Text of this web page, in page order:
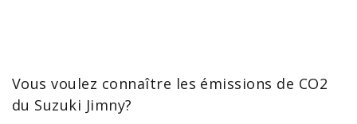
Vous voulez connaître les émissions de CO2
du Suzuki Jimny?